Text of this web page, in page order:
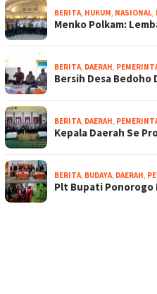
BERITA, HUKUM, NASIONAL,
Menko Polkam:
BERITA, DAERAH,
Bersih Desa
BERITA, DAERAH,
Kepala Daerah Se
BERITA, BUDAYA, DAERAH,
Plt Bupati Ponorogo